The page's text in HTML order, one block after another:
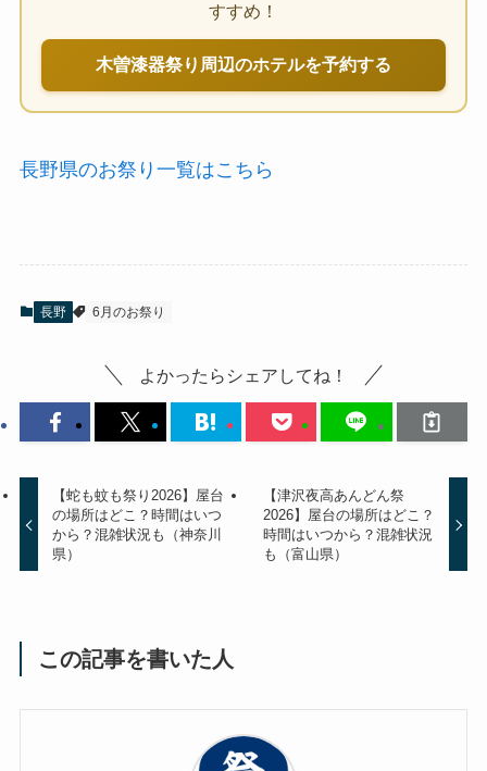
すすめ！
木曽漆器祭り周辺のホテルを予約する
長野県のお祭り一覧はこちら
長野 6月のお祭り
よかったらシェアしてね！
【蛇も蚊も祭り2026】屋台
の場所はどこ？時間はいつ
から？混雑状況も（神奈川
県）
【津沢夜高あんどん祭
2026】屋台の場所はどこ？
時間はいつから？混雑状況
も（富山県）
この記事を書いた人